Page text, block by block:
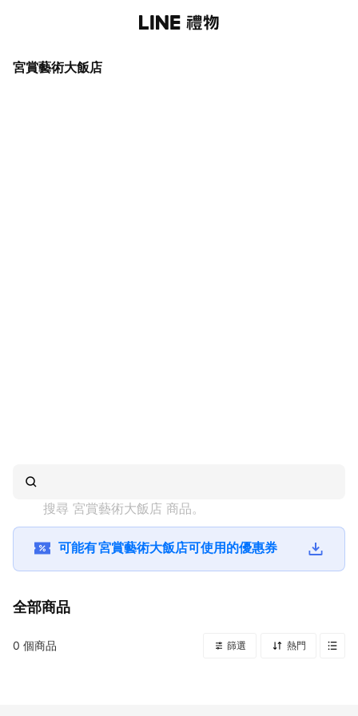
宮賞藝術大飯店
搜尋 宮賞藝術大飯店 商品。
可能有宮賞藝術大飯店可使用的優惠券
全部商品
0 個商品 篩選 熱門